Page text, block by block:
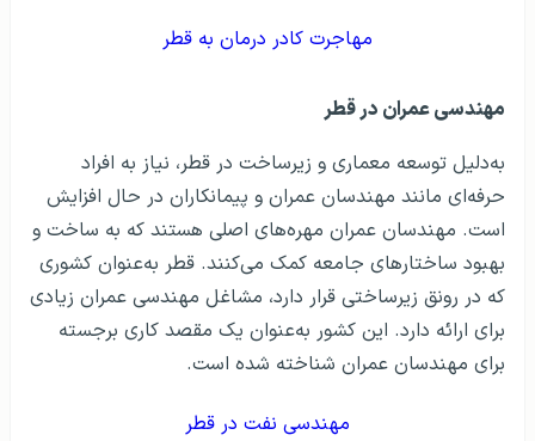
مهاجرت کادر درمان به قطر
مهندسی عمران در قطر
به‌دلیل توسعه معماری و زیرساخت در قطر، نیاز به افراد
حرفه‌ای مانند مهندسان عمران و پیمانکاران در حال افزایش
است. مهندسان عمران مهره‌های اصلی هستند که به ساخت و
بهبود ساختارهای جامعه کمک می‌کنند. قطر به‌عنوان کشوری
که در رونق زیرساختی قرار دارد، مشاغل مهندسی عمران زیادی
برای ارائه دارد. این کشور به‌عنوان یک مقصد کاری برجسته
برای مهندسان عمران شناخته شده است.
مهندسی نفت در قطر